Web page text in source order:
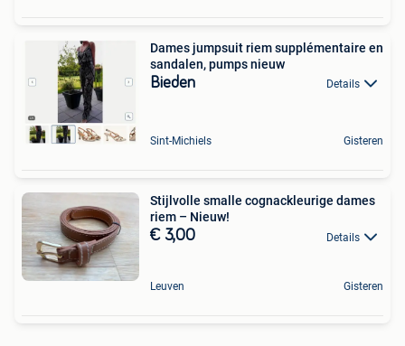
Dames jumpsuit riem supplémentaire en
sandalen, pumps nieuw
Bieden Details
Sint-Michiels Gisteren
Stijlvolle smalle cognackleurige dames
riem – Nieuw!
€ 3,00 Details
Leuven Gisteren